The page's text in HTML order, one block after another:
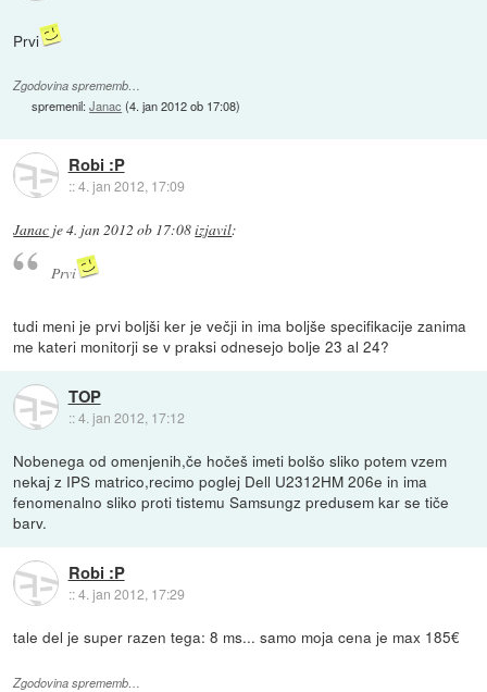
Prvi
Zgodovina sprememb…
spremenil:Janac (4. jan 2012 ob 17:08)
Robi :P
::4. jan 2012, 17:09
Janac je4. jan 2012 ob 17:08izjavil:
Prvi
tudi meni je prvi boljši ker je večji in ima boljše specifikacije zanima
me kateri monitorji se v praksi odnesejo bolje 23 al 24?
TOP
::4. jan 2012, 17:12
Nobenega od omenjenih,če hočeš imeti bolšo sliko potem vzem
nekaj z IPS matrico,recimo poglej Dell U2312HM 206e in ima
fenomenalno sliko proti tistemu Samsungz predusem kar se tiče
barv.
Robi :P
::4. jan 2012, 17:29
tale del je super razen tega: 8 ms... samo moja cena je max 185€
Zgodovina sprememb…